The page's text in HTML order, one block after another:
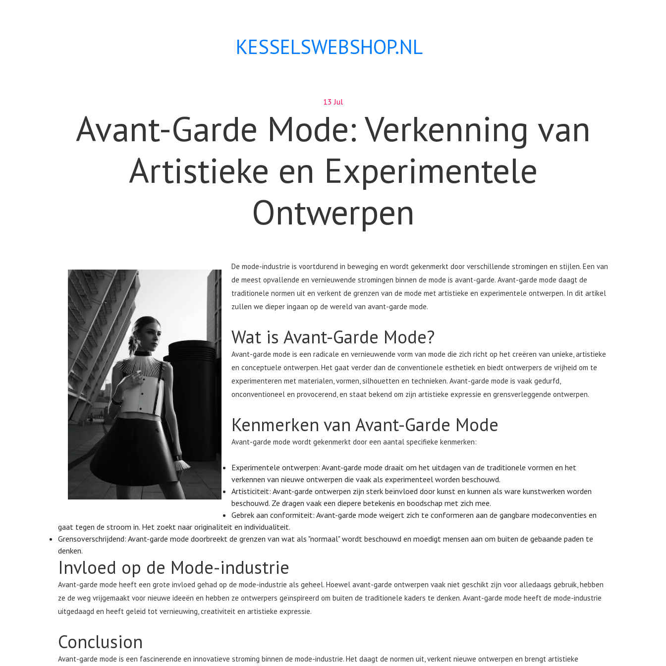
KESSELSWEBSHOP.NL
13 Jul
Avant-Garde Mode: Verkenning van
Artistieke en Experimentele
Ontwerpen
De mode-industrie is voortdurend in beweging en wordt gekenmerkt door verschillende stromingen en stijlen. Een van
de meest opvallende en vernieuwende stromingen binnen de mode is avant-garde. Avant-garde mode daagt de
traditionele normen uit en verkent de grenzen van de mode met artistieke en experimentele ontwerpen. In dit artikel
zullen we dieper ingaan op de wereld van avant-garde mode.
Wat is Avant-Garde Mode?
Avant-garde mode is een radicale en vernieuwende vorm van mode die zich richt op het creëren van unieke, artistieke
en conceptuele ontwerpen. Het gaat verder dan de conventionele esthetiek en biedt ontwerpers de vrijheid om te
experimenteren met materialen, vormen, silhouetten en technieken. Avant-garde mode is vaak gedurfd,
onconventioneel en provocerend, en staat bekend om zijn artistieke expressie en grensverleggende ontwerpen.
Kenmerken van Avant-Garde Mode
Avant-garde mode wordt gekenmerkt door een aantal specifieke kenmerken:
Experimentele ontwerpen: Avant-garde mode draait om het uitdagen van de traditionele vormen en het
verkennen van nieuwe ontwerpen die vaak als experimenteel worden beschouwd.
Artisticiteit: Avant-garde ontwerpen zijn sterk beïnvloed door kunst en kunnen als ware kunstwerken worden
beschouwd. Ze dragen vaak een diepere betekenis en boodschap met zich mee.
Gebrek aan conformiteit: Avant-garde mode weigert zich te conformeren aan de gangbare modeconventies en
gaat tegen de stroom in. Het zoekt naar originaliteit en individualiteit.
Grensoverschrijdend: Avant-garde mode doorbreekt de grenzen van wat als "normaal" wordt beschouwd en moedigt mensen aan om buiten de gebaande paden te
denken.
Invloed op de Mode-industrie
Avant-garde mode heeft een grote invloed gehad op de mode-industrie als geheel. Hoewel avant-garde ontwerpen vaak niet geschikt zijn voor alledaags gebruik, hebben
ze de weg vrijgemaakt voor nieuwe ideeën en hebben ze ontwerpers geïnspireerd om buiten de traditionele kaders te denken. Avant-garde mode heeft de mode-industrie
uitgedaagd en heeft geleid tot vernieuwing, creativiteit en artistieke expressie.
Conclusion
Avant-garde mode is een fascinerende en innovatieve stroming binnen de mode-industrie. Het daagt de normen uit, verkent nieuwe ontwerpen en brengt artistieke